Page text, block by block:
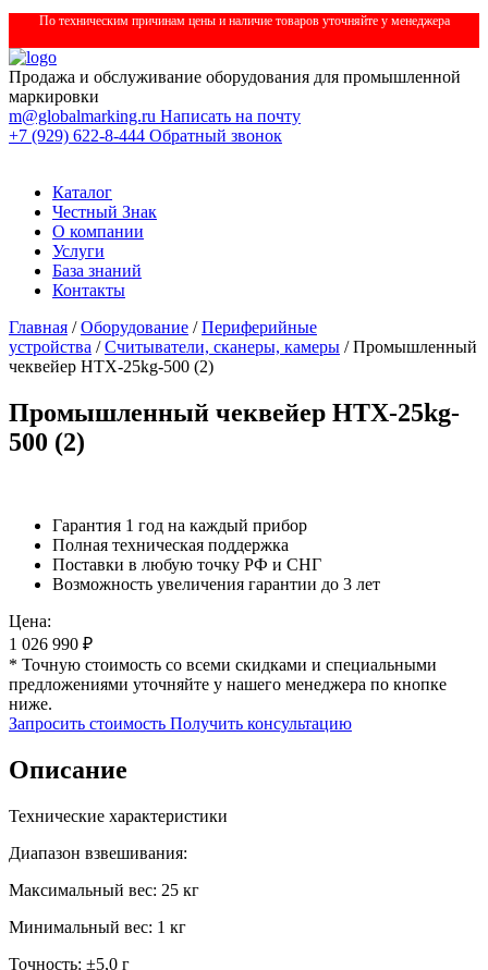
По техническим причинам цены и наличие товаров уточняйте у менеджера
Продажа и обслуживание оборудования для промышленной
маркировки
m@globalmarking.ru Написать на почту
+7 (929) 622-8-444 Обратный звонок
Каталог
Честный Знак
О компании
Услуги
База знаний
Контакты
Главная /Оборудование /Периферийные
устройства /Считыватели, сканеры, камеры / Промышленный
чеквейер HTX-25kg-500 (2)
Промышленный чеквейер HTX-25kg-
500 (2)
Гарантия 1 год на каждый прибор
Полная техническая поддержка
Поставки в любую точку РФ и СНГ
Возможность увеличения гарантии до 3 лет
Цена:
1 026 990 ₽
* Точную стоимость со всеми скидками и специальными
предложениями уточняйте у нашего менеджера по кнопке
ниже.
Запросить стоимость Получить консультацию
Описание
Технические характеристики
Диапазон взвешивания:
Максимальный вес: 25 кг
Минимальный вес: 1 кг
Точность: ±5,0 г